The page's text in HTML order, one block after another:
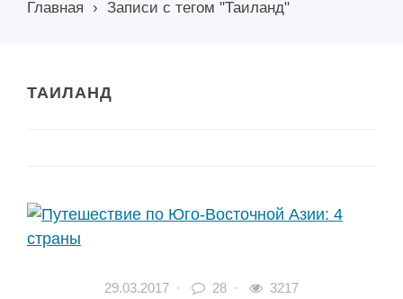
Главная › Записи с тегом "Таиланд"
ТАИЛАНД
29.03.2017 · 28 ·
3217